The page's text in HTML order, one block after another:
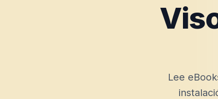
Lee